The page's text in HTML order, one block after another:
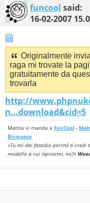
funcool said:
16-02-2007
Originalmente
raga mi trovate la
gratuitamente da
trovarla
http://
n...download&cid=5
Mattia vi manda a FunCool -
Birmania
«Tu mi dai fastidio perché ti credi
modello a cui ispirarmi, no?»